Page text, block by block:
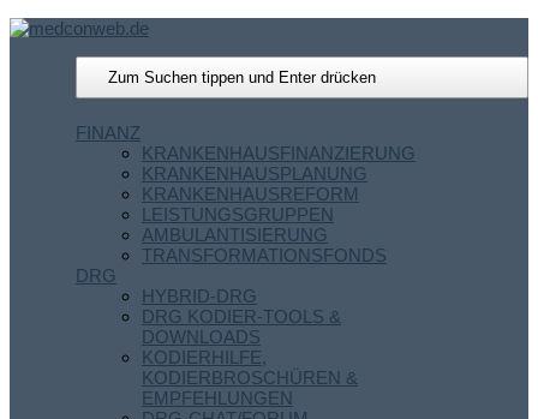
FINANZ
KRANKENHAUSFINANZIERUNG
KRANKENHAUSPLANUNG
KRANKENHAUSREFORM
LEISTUNGSGRUPPEN
AMBULANTISIERUNG
TRANSFORMATIONSFONDS
DRG
HYBRID-DRG
DRG KODIER-TOOLS &
DOWNLOADS
KODIERHILFE,
KODIERBROSCHÜREN &
EMPFEHLUNGEN